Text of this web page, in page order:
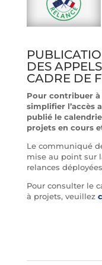
DES
CADRE DE
Pour contribuer à
simplifier l’accès
publié le
projets en cours
Le communiqué
mise au point sur
relances
Pour consulter le
à projets, veuillez